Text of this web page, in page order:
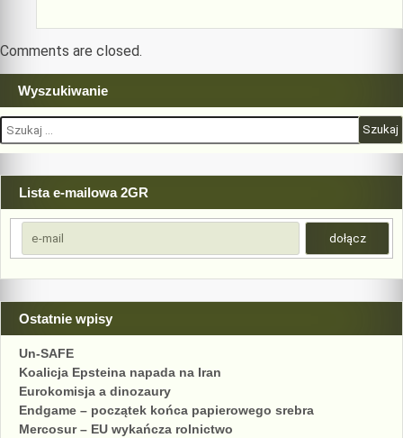
Comments are closed.
Wyszukiwanie
Szukaj:
Lista e-mailowa 2GR
Ostatnie wpisy
Un-SAFE
Koalicja Epsteina napada na Iran
Eurokomisja a dinozaury
Endgame – początek końca papierowego srebra
Mercosur – EU wykańcza rolnictwo